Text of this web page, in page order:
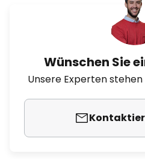
Wünschen Sie
Unsere Experten